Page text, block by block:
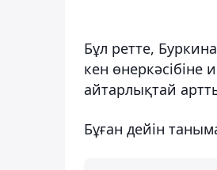
Бұл ретте,
кен
айтарлықтай
Бұған дейін